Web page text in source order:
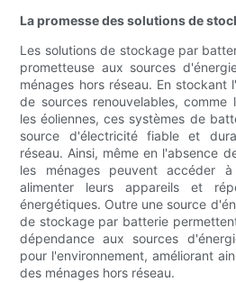
La promesse des solutions de
Les solutions de stockage par
prometteuse aux sources
ménages hors réseau. En
de sources renouvelables, comme
les éoliennes, ces systèmes de
source d'électricité fiable et
réseau. Ainsi, même en l'absence
les ménages peuvent accéder
alimenter leurs appareils et
énergétiques. Outre une source
de stockage par batterie
dépendance aux sources
pour l'environnement, améliorant
des ménages hors réseau.